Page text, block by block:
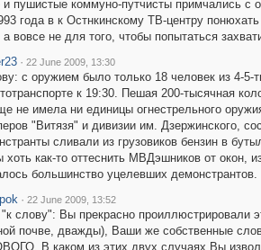
и пушистые коммуно-путчисты примчались с
года в к Остнкинскому ТВ-центру понюхать
а вовсе не для того, чтобы попытаться
· 22 June 2009, 13:30
с оружием было только 18 человек из 4-
к 19:30. Пешая 200-тысячная
не имела ни единицы огнестрельного
"Витязя" и дивизии им. Дзержинского,
сливали из грузовиков бензин в
хоть как-то оттеснить МВДэшников от окон,
большинство уцелевших
· 22 June 2009, 13:52
слову": Вы прекрасно проиллюстрировали
почве, дважды), Ваши же собственные
В каком из этих двух случаях Вы